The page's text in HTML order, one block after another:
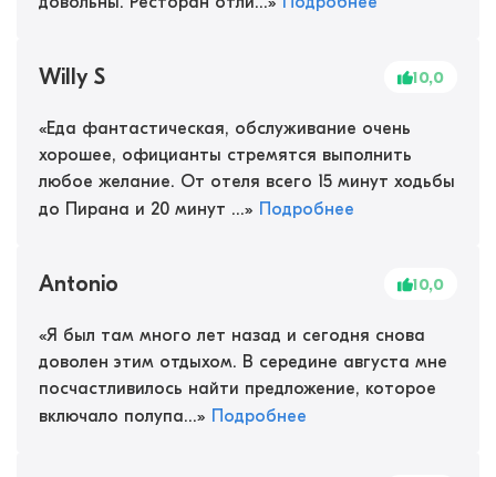
Willy S 10,0
«Еда фантастическая, обслуживание очень
хорошее, официанты стремятся выполнить
любое желание. От отеля всего 15 минут ходьбы
до Пирана и 20 минут ...» Подробнее
Antonio 10,0
«Я был там много лет назад и сегодня снова
доволен этим отдыхом. В середине августа мне
посчастливилось найти предложение, которое
включало полупа...» Подробнее